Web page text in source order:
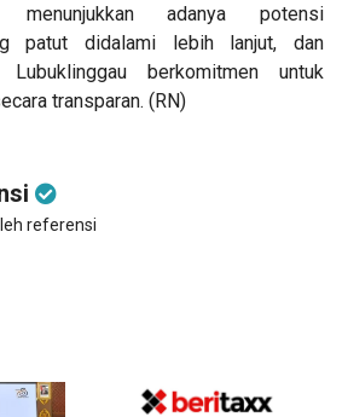
adanya potensi
patut didalami lebih lanjut, dan
berkomitmen untuk
transparan. (RN)
referensi